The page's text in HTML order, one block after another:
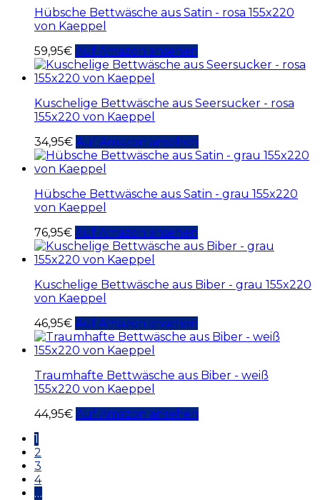
Hübsche Bettwäsche aus Satin - rosa 155x220
von Kaeppel
59,95€ Auf Amazon ansehen
Kuschelige Bettwäsche aus Seersucker - rosa
155x220 von Kaeppel
34,95€ Auf Amazon ansehen
Hübsche Bettwäsche aus Satin - grau 155x220
von Kaeppel
76,95€ Auf Amazon ansehen
Kuschelige Bettwäsche aus Biber - grau 155x220
von Kaeppel
46,95€ Auf Amazon ansehen
Traumhafte Bettwäsche aus Biber - weiß
155x220 von Kaeppel
44,95€ Auf Amazon ansehen
1
2
3
4
…